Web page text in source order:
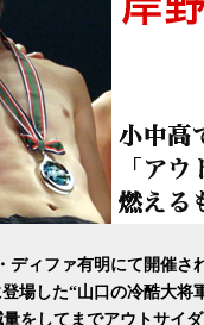
ディファ有明にて開催さ
場した“山口の冷酷大将
をしてまでアウトサイ